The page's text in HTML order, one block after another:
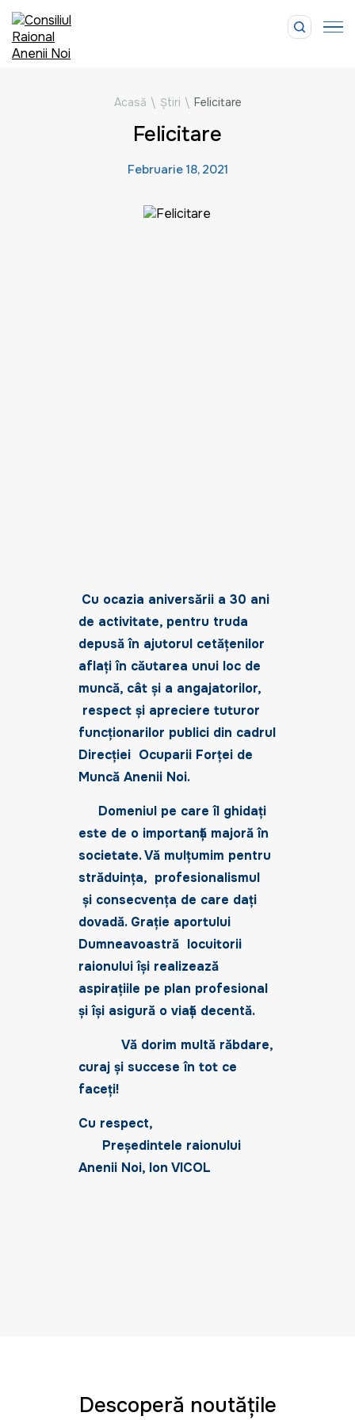
Acasă \ Știri \ Felicitare
Felicitare
Februarie 18, 2021
Cu ocazia aniversării a 30 ani
de activitate, pentru truda
depusă în ajutorul cetățenilor
aflați în căutarea unui loc de
muncă, cât și a angajatorilor,
respect și apreciere tuturor
funcționarilor publici din cadrul
Direcţiei Ocuparii Forţei de
Muncă Anenii Noi.
Domeniul pe care îl ghidaţi
este de o importanţă majoră în
societate. Vă mulţumim pentru
străduinţa, profesionalismul
şi consecvenţa de care daţi
dovadă. Graţie aportului
Dumneavoastră locuitorii
raionului îşi realizează
aspiraţiile pe plan profesional
şi îşi asigură o viaţă decentă.
Vă dorim multă răbdare,
curaj şi succese în tot ce
faceţi!
Cu respect,
Președintele raionului
Anenii Noi, Ion VICOL
Descoperă noutățile